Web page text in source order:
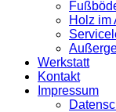
Holz im
Werkstatt
Kontakt
Impressum